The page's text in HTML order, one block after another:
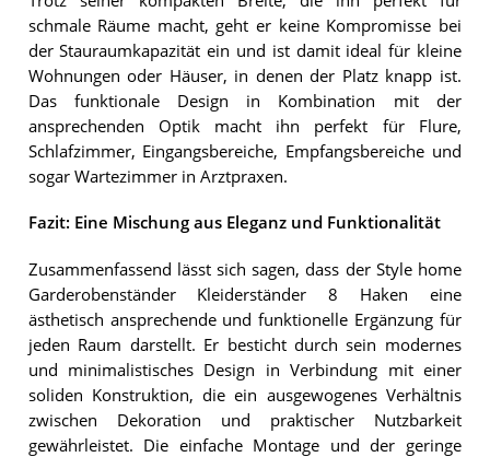
schmale Räume macht, geht er keine Kompromisse bei
der Stauraumkapazität ein und ist damit ideal für kleine
Wohnungen oder Häuser, in denen der Platz knapp ist.
Das funktionale Design in Kombination mit der
ansprechenden Optik macht ihn perfekt für Flure,
Schlafzimmer, Eingangsbereiche, Empfangsbereiche und
sogar Wartezimmer in Arztpraxen.
Fazit: Eine Mischung aus Eleganz und Funktionalität
Zusammenfassend lässt sich sagen, dass der Style home
Garderobenständer Kleiderständer 8 Haken eine
ästhetisch ansprechende und funktionelle Ergänzung für
jeden Raum darstellt. Er besticht durch sein modernes
und minimalistisches Design in Verbindung mit einer
soliden Konstruktion, die ein ausgewogenes Verhältnis
zwischen Dekoration und praktischer Nutzbarkeit
gewährleistet. Die einfache Montage und der geringe